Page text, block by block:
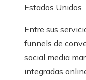
Estados Unidos.
Entre sus
funnels de
social media
integradas